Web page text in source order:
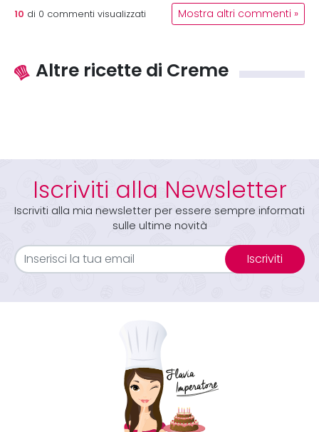
10 di 0 commenti visualizzati Mostra altri commenti »
Altre ricette di Creme
Iscriviti alla Newsletter
Iscriviti alla mia newsletter per essere sempre informati
sulle ultime novità
Iscriviti